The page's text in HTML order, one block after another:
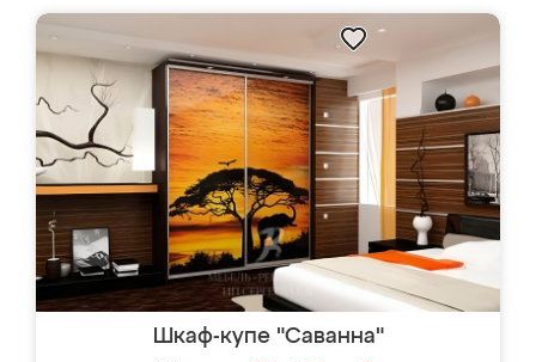
Шкаф-купе "Саванна"